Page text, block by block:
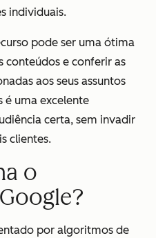
individuais.
pode ser uma ótima
conteúdos e conferir as
aos seus assuntos
é uma excelente
certa, sem invadir
clientes.
o
por algoritmos de